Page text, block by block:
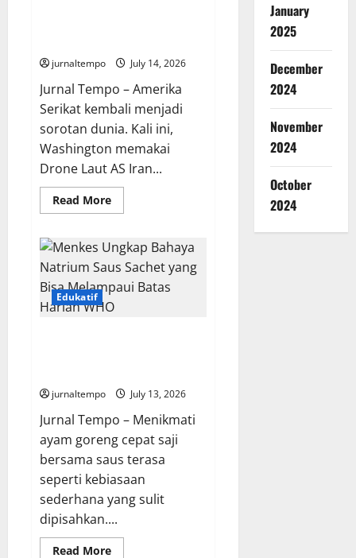
Perkuat
Persahabatan
Antarbangsa
jurnaltempo July 14, 2026
Jurnal Tempo – Amerika
Serikat kembali menjadi
sorotan dunia. Kali ini,
Washington memakai
Drone Laut AS Iran...
Read MoreRead
more
Baru
Amerika
Serikat
Gunakan
Drone
Laut
AI
Edukatif
jurnaltempo July 13, 2026
Jurnal Tempo – Menikmati
ayam goreng cepat saji
bersama saus terasa
seperti kebiasaan
sederhana yang sulit
dipisahkan....
Read MoreRead
January
2025
December
2024
November
2024
October
2024